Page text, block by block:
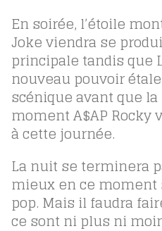
En soirée, l’étoile
Joke viendra se
principale tandis que
nouveau pouvoir
scénique avant que
moment A$AP
à cette journée.
La nuit se terminera
mieux en ce
pop. Mais il faudra
ce sont ni plus ni